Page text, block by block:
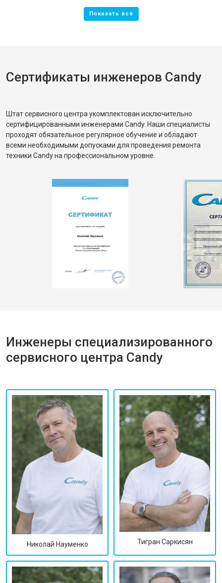
Сертификаты инженеров Candy
Штат сервисного центра укомплектован исключительно
сертифицированными инженерами Candy. Наши специалисты
проходят обязательное регулярное обучение и обладают
всеми необходимыми допусками для проведения ремонта
техники Candy на профессиональном уровне.
Инженеры специализированного
сервисного центра Candy
Николай Науменко Тигран Саркисян